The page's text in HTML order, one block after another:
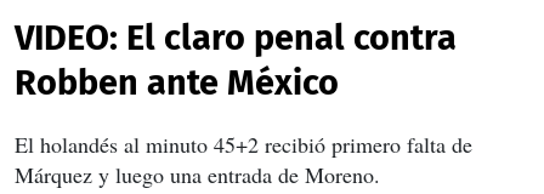
VIDEO: El claro penal contra
Robben ante México
El holandés al minuto 45+2 recibió primero falta de
Márquez y luego una entrada de Moreno.